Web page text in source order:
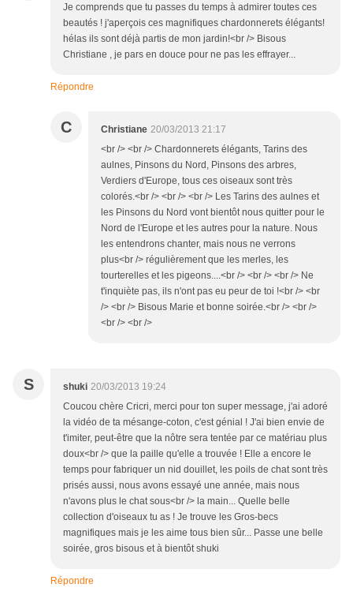
Je comprends que tu passes du temps à admirer toutes ces
beautés ! j'aperçois ces magnifiques chardonnerets élégants!
hélas ils sont déjà partis de mon jardin!<br /> Bisous
Christiane , je pars en douce pour ne pas les effrayer...
Répondre
C Christiane 20/03/2013 21:17
<br /> <br /> Chardonnerets élégants, Tarins des
aulnes, Pinsons du Nord, Pinsons des arbres,
Verdiers d'Europe, tous ces oiseaux sont très
colorés.<br /> <br /> <br /> Les Tarins des aulnes et
les Pinsons du Nord vont bientôt nous quitter pour le
Nord de l'Europe et les autres pour la nature. Nous
les entendrons chanter, mais nous ne verrons
plus<br /> régulièrement que les merles, les
tourterelles et les pigeons....<br /> <br /> <br /> Ne
t'inquiète pas, ils n'ont pas eu peur de toi !<br /> <br
/> <br /> Bisous Marie et bonne soirée.<br /> <br />
<br /> <br />
S shuki 20/03/2013 19:24
Coucou chère Cricri, merci pour ton super message, j'ai adoré
la vidéo de ta mésange-coton, c'est génial ! J'ai bien envie de
t'imiter, peut-être que la nôtre sera tentée par ce matériau plus
doux<br /> que la paille qu'elle a trouvée ! Elle a encore le
temps pour fabriquer un nid douillet, les poils de chat sont très
prisés aussi, nous avons essayé une année, mais nous
n'avons plus le chat sous<br /> la main... Quelle belle
collection d'oiseaux tu as ! Je trouve les Gros-becs
magnifiques mais je les aime tous bien sûr... Passe une belle
soirée, gros bisous et à bientôt shuki
Répondre